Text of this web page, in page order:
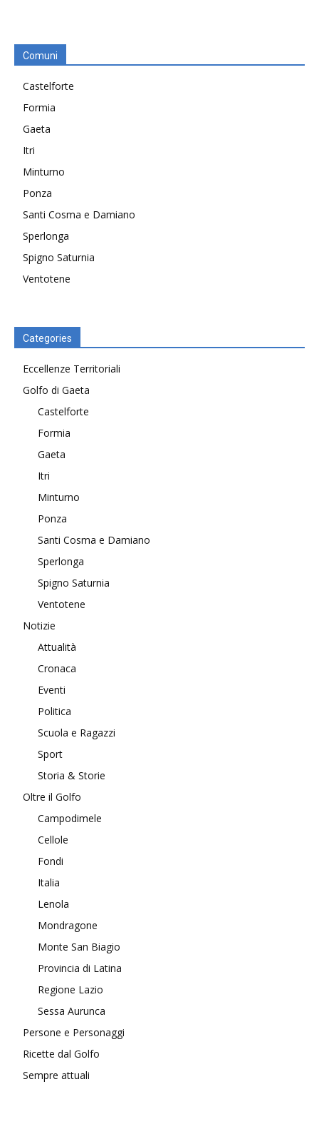
Comuni
Castelforte
Formia
Gaeta
Itri
Minturno
Ponza
Santi Cosma e Damiano
Sperlonga
Spigno Saturnia
Ventotene
Categories
Eccellenze Territoriali
Golfo di Gaeta
Castelforte
Formia
Gaeta
Itri
Minturno
Ponza
Santi Cosma e Damiano
Sperlonga
Spigno Saturnia
Ventotene
Notizie
Attualità
Cronaca
Eventi
Politica
Scuola e Ragazzi
Sport
Storia & Storie
Oltre il Golfo
Campodimele
Cellole
Fondi
Italia
Lenola
Mondragone
Monte San Biagio
Provincia di Latina
Regione Lazio
Sessa Aurunca
Persone e Personaggi
Ricette dal Golfo
Sempre attuali